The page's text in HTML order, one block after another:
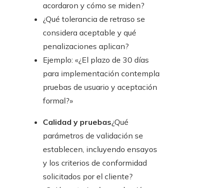
acordaron y cómo se miden?
¿Qué tolerancia de retraso se
considera aceptable y qué
penalizaciones aplican?
Ejemplo: «¿El plazo de 30 días
para implementación contempla
pruebas de usuario y aceptación
formal?»
Calidad y pruebas¿Qué
parámetros de validación se
establecen, incluyendo ensayos
y los criterios de conformidad
solicitados por el cliente?